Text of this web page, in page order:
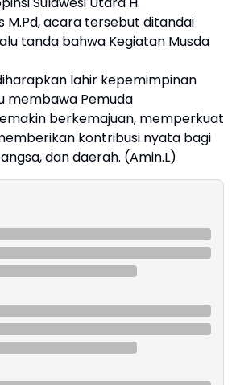
M.Pd, acara tersebut ditandai
tanda bahwa Kegiatan Musda
lahir kepemimpinan
membawa Pemuda
berkemajuan, memperkuat
kontribusi nyata bagi
dan daerah. (Amin.L)